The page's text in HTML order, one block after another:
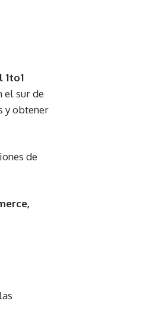
1to1
el sur de
y obtener
de